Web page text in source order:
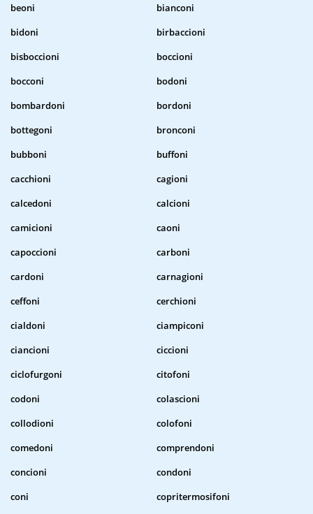
beoni
bianconi
bidoni
birbaccioni
bisboccioni
boccioni
bocconi
bodoni
bombardoni
bordoni
bottegoni
bronconi
bubboni
buffoni
cacchioni
cagioni
calcedoni
calcioni
camicioni
caoni
capoccioni
carboni
cardoni
carnagioni
ceffoni
cerchioni
cialdoni
ciampiconi
ciancioni
ciccioni
ciclofurgoni
citofoni
codoni
colascioni
collodioni
colofoni
comedoni
comprendoni
concioni
condoni
coni
copritermosifoni